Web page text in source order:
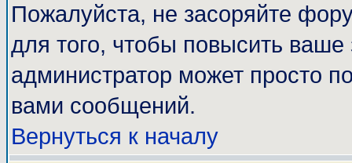
Пожалуйста, не засоряйте
для того, чтобы повысить
администратор может просто
вами сообщений.
Вернуться к началу